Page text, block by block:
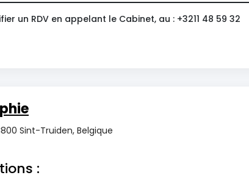
un RDV en appelant le Cabinet, au : +3211 48 59 32
Sint-Truiden, Belgique
: